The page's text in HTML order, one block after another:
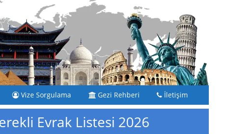
Vize Sorgulama Gezi Rehberi İletişim
Evrak Listesi 2026